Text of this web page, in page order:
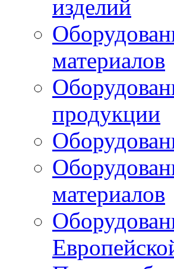
изделий
материалов
продукции
материалов